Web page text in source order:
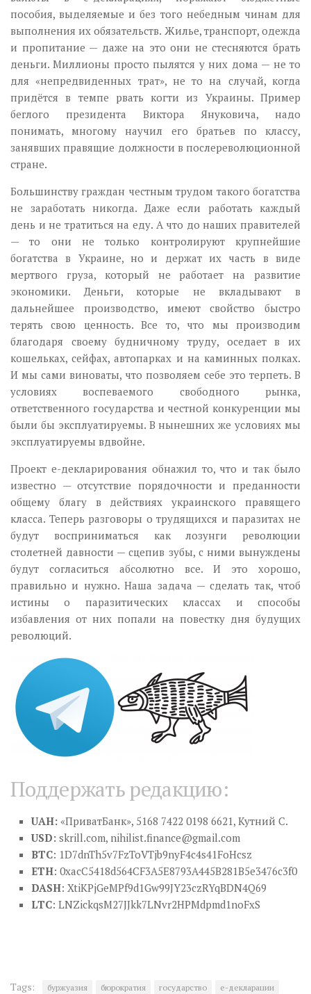
пособия, выделяемые и без того небедным чинам для
выполнения их обязательств. Жилье, транспорт, одежда
и пропитание — даже на это они не стесняются брать
деньги. Миллионы просто пылятся у них дома — не то
для «непредвиденных трат», не то на случай, когда
придётся в темпе рвать когти из Украины. Пример
беглого президента Виктора Януковича, надо
понимать, многому научил его братьев по классу,
занявших правящие должности в послереволюционной
стране.
Большинству граждан честным трудом такого богатства
не заработать никогда. Даже если работать каждый
день и не тратиться на еду. А что до наших правителей
— то они не только контролируют крупнейшие
богатства в Украине, но и держат их часть в виде
мертвого груза, который не работает на развитие
экономики. Деньги, которые не вкладывают в
дальнейшее производство, имеют свойство быстро
терять свою ценность. Все то, что мы производим
благодаря своему будничному труду, оседает в их
кошельках, сейфах, автопарках и на каминных полках.
И мы сами виноваты, что позволяем себе это терпеть. В
условиях воспеваемого свободного рынка,
ответственного государства и честной конкуренции мы
были бы эксплуатируемы. В нынешних же условиях мы
эксплуатируемы вдвойне.
Проект е-декларирования обнажил то, что и так было
известно — отсутствие порядочности и преданности
общему благу в действиях украинского правящего
класса. Теперь разговоры о трудящихся и паразитах не
будут восприниматься как лозунги революции
столетней давности — сцепив зубы, с ними вынуждены
будут согласиться абсолютно все. И это хорошо,
правильно и нужно. Наша задача — сделать так, чтоб
истины о паразитических классах и способы
избавления от них попали на повестку дня будущих
революций.
Поддержать редакцию:
UAH: «ПриватБанк», 5168 7422 0198 6621, Кутний С.
USD: skrill.com, nihilist.finance@gmail.com
BTC: 1D7dnTh5v7FzToVTjb9nyF4c4s41FoHcsz
ETH: 0xacC5418d564CF3A5E8793A445B281B5e3476c3f0
DASH: XtiKPjGeMPf9d1Gw99JY23czRYqBDN4Q69
LTC: LNZickqsM27JJkk7LNvr2HPMdpmd1noFxS
Tags: буржуазия бюрократия государство
е-декларации